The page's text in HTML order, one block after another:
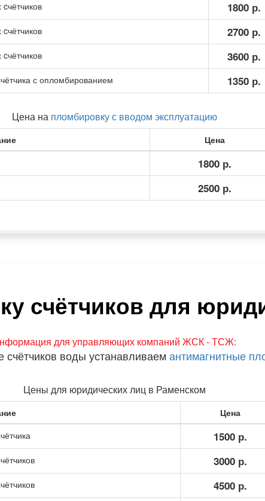
1800 р.
2700 р.
3600 р.
с опломбированием 1350 р.
Цена на пломбировку с вводом эксплуатацию
Цена
1800 р.
2500 р.
счётчиков для
для управляющих компаний ЖСК - ТСЖ:
счётчиков воды устанавливаемантимагнитные
Цены для юридических лиц в Раменском
Цена
1500 р.
3000 р.
4500 р.